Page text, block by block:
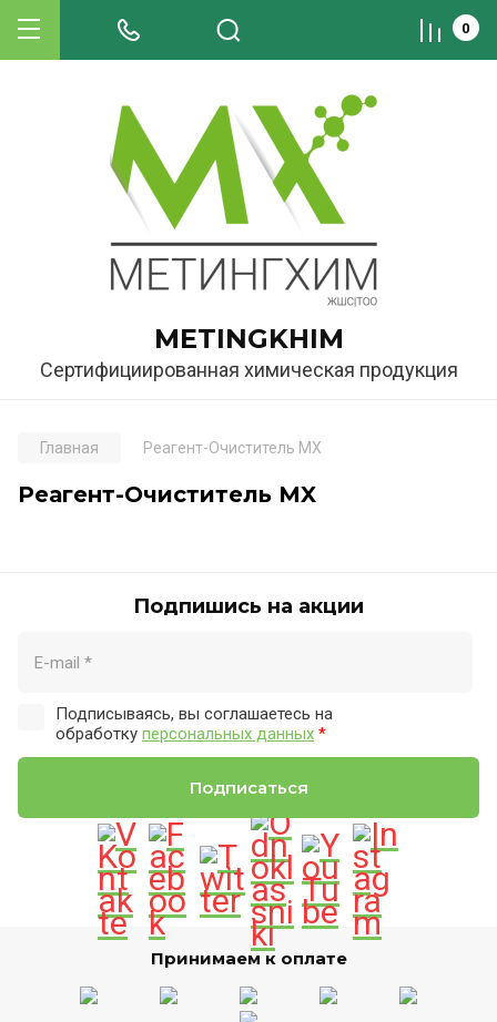
METINGKHIM
Сертифициированная химическая продукция
0
Главная Реагент-Очиститель MX
Реагент-Очиститель MX
Подпишись на акции
Подписываясь, вы соглашаетесь на
обработку персональных данных *
Подписаться
Принимаем к оплате